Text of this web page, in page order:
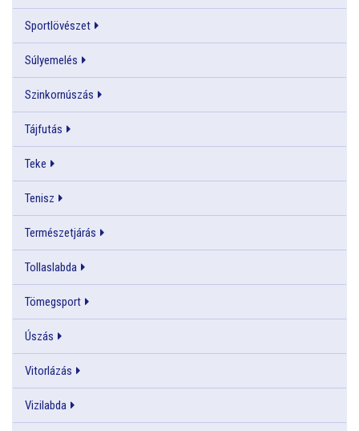
Sportlövészet
Súlyemelés
Szinkornúszás
Tájfutás
Teke
Tenisz
Természetjárás
Tollaslabda
Tömegsport
Úszás
Vitorlázás
Vizilabda